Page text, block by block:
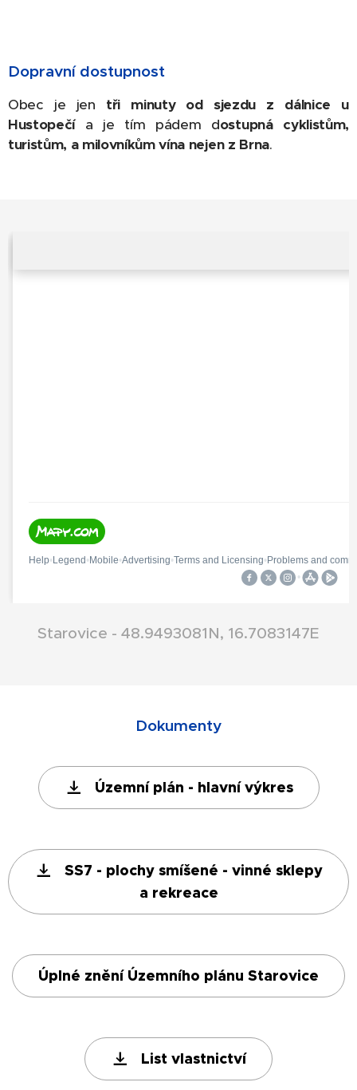
Dopravní dostupnost
Obec je jen tři minuty od sjezdu z dálnice u
Hustopečía je tím pádem dostupná cyklistům,
turistům, a milovníkům vína nejen z Brna.
Starovice - 48.9493081N, 16.7083147E
Dokumenty
Územní plán - hlavní výkres
SS7 - plochy smíšené - vinné sklepy
a rekreace
Úplné znění Územního plánu Starovice
List vlastnictví